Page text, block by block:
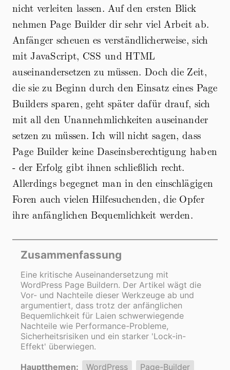
nicht verleiten lassen. Auf den ersten Blick
nehmen Page Builder dir sehr viel Arbeit ab.
Anfänger scheuen es verständlicherweise, sich
mit JavaScript, CSS und HTML
auseinandersetzen zu müssen. Doch die Zeit,
die sie zu Beginn durch den Einsatz eines Page
Builders sparen, geht später dafür drauf, sich
mit all den Unannehmlichkeiten auseinander
setzen zu müssen. Ich will nicht sagen, dass
Page Builder keine Daseinsberechtigung haben
- der Erfolg gibt ihnen schließlich recht.
Allerdings begegnet man in den einschlägigen
Foren auch vielen Hilfesuchenden, die Opfer
ihre anfänglichen Bequemlichkeit werden.
Zusammenfassung
Eine kritische Auseinandersetzung mit
WordPress Page Buildern. Der Artikel wägt die
Vor- und Nachteile dieser Werkzeuge ab und
argumentiert, dass trotz der anfänglichen
Bequemlichkeit für Laien schwerwiegende
Nachteile wie Performance-Probleme,
Sicherheitsrisiken und ein starker 'Lock-in-
Effekt' überwiegen.
Hauptthemen:
WordPress Page-Builder